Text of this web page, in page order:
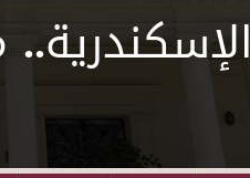
الإسكندرية..